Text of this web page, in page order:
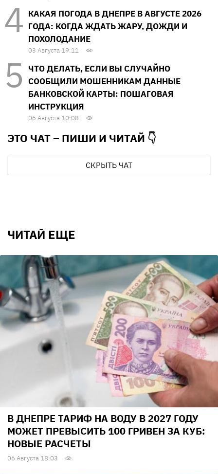
КАКАЯ ПОГОДА В ДНЕПРЕ В АВГУСТЕ 2026
ГОДА: КОГДА ЖДАТЬ ЖАРУ, ДОЖДИ И
ПОХОЛОДАНИЕ
03 Августа 19:11
ЧТО ДЕЛАТЬ, ЕСЛИ ВЫ СЛУЧАЙНО
СООБЩИЛИ МОШЕННИКАМ ДАННЫЕ
БАНКОВСКОЙ КАРТЫ: ПОШАГОВАЯ
ИНСТРУКЦИЯ
06 Августа 10:08
ЭТО ЧАТ – ПИШИ И ЧИТАЙ 👇
СКРЫТЬ ЧАТ
ЧИТАЙ ЕЩЕ
В ДНЕПРЕ ТАРИФ НА ВОДУ В 2027 ГОДУ
МОЖЕТ ПРЕВЫСИТЬ 100 ГРИВЕН ЗА КУБ:
НОВЫЕ РАСЧЕТЫ
06 Августа 18:03